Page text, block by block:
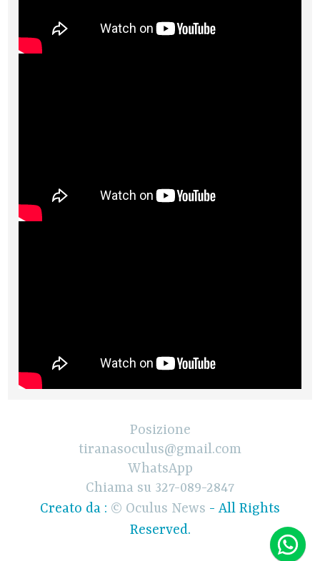
Posizione
tiranasoculus@gmail.com
WhatsApp
Chiama su 327-089-2847
Creato da : © Oculus News - All Rights
Reserved.